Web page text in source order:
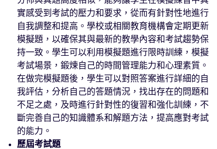
實感受到考試的壓力和要求，從而有針對性地進行
自我調整和提高。學校或相關教育機構會定期更新
模擬題，以確保其與最新的教學內容和考試趨勢保
持一致。學生可以利用模擬題進行限時訓練，模擬
考試場景，鍛煉自己的時間管理能力和心理素質。
在做完模擬題後，學生可以對照答案進行詳細的自
我評估，分析自己的答題情況，找出存在的問題和
不足之處，及時進行針對性的復習和強化訓練，不
斷完善自己的知識體系和解題方法，提高應對考試
的能力。
歷屆考試題